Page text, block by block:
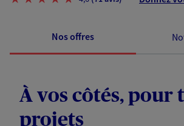
Nos offres
À vos côtés, pour
projets